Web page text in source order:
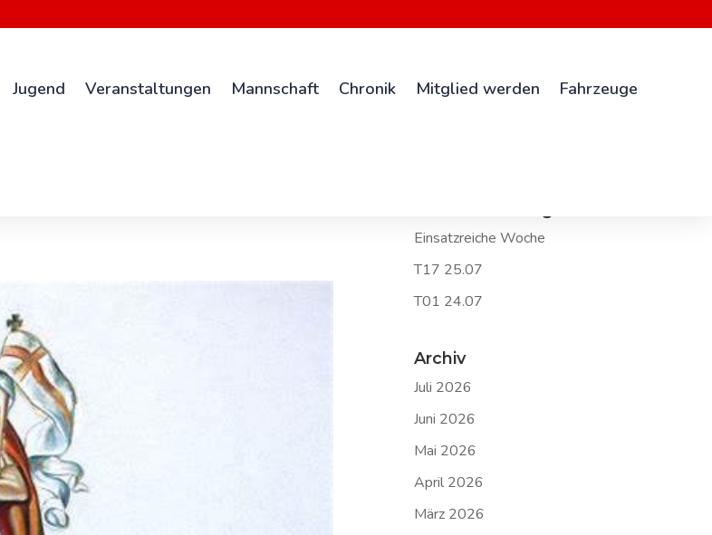
Jugend Veranstaltungen Mannschaft Chronik Mitglied werden Fahrzeuge
Einsatzreiche Woche
T17 25.07
T01 24.07
Archiv
Juli 2026
Juni 2026
Mai 2026
April 2026
März 2026